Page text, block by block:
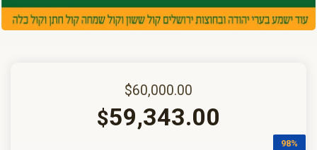
$60,000.00
$59,343.00
98%